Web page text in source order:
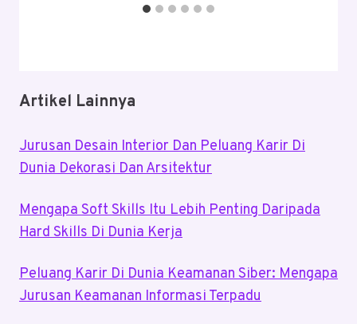
Artikel Lainnya
Jurusan Desain Interior Dan Peluang Karir Di
Dunia Dekorasi Dan Arsitektur
Mengapa Soft Skills Itu Lebih Penting Daripada
Hard Skills Di Dunia Kerja
Peluang Karir Di Dunia Keamanan Siber: Mengapa
Jurusan Keamanan Informasi Terpadu